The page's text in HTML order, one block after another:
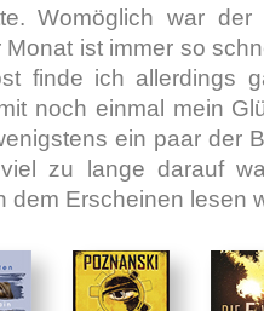
Womöglich war
ist immer so
finde ich allerdings
noch einmal mein
ein paar der
zu lange darauf
dem Erscheinen lesen